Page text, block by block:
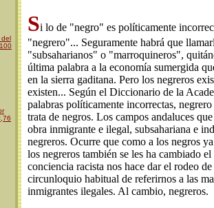
del
Si lo de "negro" es políticamente
"negrero"... Seguramente habrá que
"subsaharianos" o "marroquineros",
última palabra a la economía sumergida
en la sierra gaditana. Pero los negreros
existen... Según el Diccionario de la
palabras políticamente incorrectas,
trata de negros. Los campos andaluces
obra inmigrante e ilegal, subsahariana e
negreros. Ocurre que como a los negros
los negreros también se les ha cambiado
conciencia racista nos hace dar el rodeo
circunloquio habitual de referirnos a las
inmigrantes ilegales. Al cambio, negreros.